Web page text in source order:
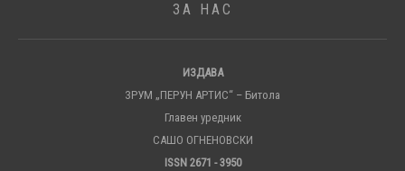
ЗА НАС
ИЗДАВА
ЗРУМ „ПЕРУН АРТИС“ – Битола
Главен уредник
САШО ОГНЕНОВСКИ
ISSN 2671 - 3950